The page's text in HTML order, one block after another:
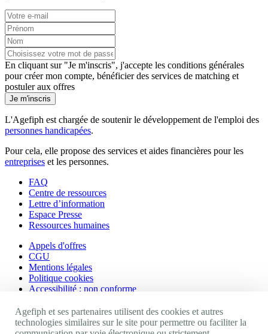
En cliquant sur "Je m'inscris", j'accepte les conditions générales
pour créer mon compte, bénéficier des services de matching et
postuler aux offres
Je m'inscris
L'Agefiph est chargée de soutenir le développement de l'emploi des
personnes handicapées.
Pour cela, elle propose des services et aides financières pour les
entreprises et les personnes.
FAQ
Centre de ressources
Lettre d’information
Espace Presse
Ressources humaines
Appels d'offres
CGU
Mentions légales
Politique cookies
Accessibilité : non conforme
Nos autres sites
Agefiph et ses partenaires utilisent des cookies et autres
technologies similaires sur le site pour permettre ou faciliter la